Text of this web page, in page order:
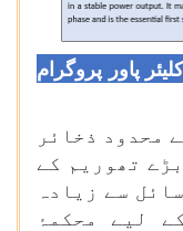
پاور پروگرام
محدود ذخائر
تھوریم کے
سے زیادہ
لیے محکمۂ